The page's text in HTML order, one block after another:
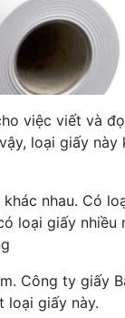
việc viết và
loại giấy này
nhau. Có
loại giấy nhiều
Công ty giấy
loại giấy này.